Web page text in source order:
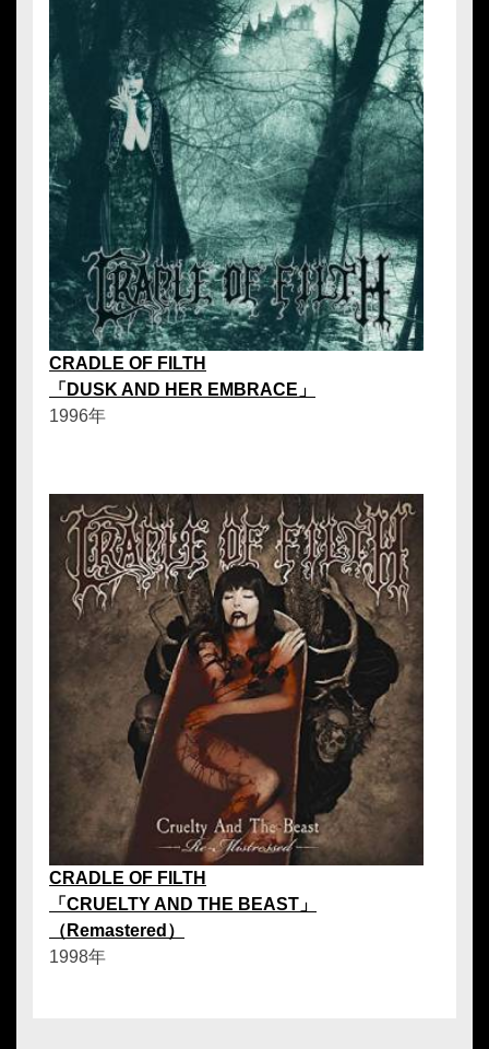
CRADLE OF FILTH
「DUSK AND HER EMBRACE」
1996年
CRADLE OF FILTH
「CRUELTY AND THE BEAST」
（Remastered）
1998年